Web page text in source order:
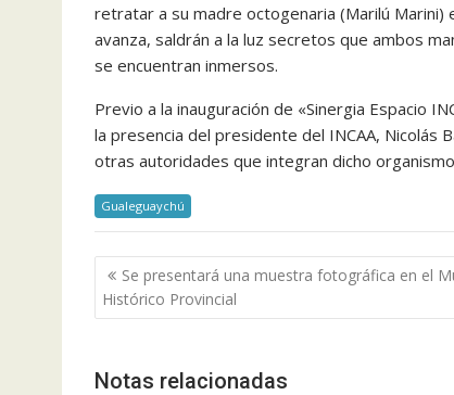
retratar a su madre octogenaria (Marilú Marini)
avanza, saldrán a la luz secretos que ambos
se encuentran inmersos.
Previo a la inauguración de «Sinergia Espacio
la presencia del presidente del INCAA, Nicolás
otras autoridades que integran dicho
Gualeguaychú
Navegación
de
entradas
Se presentará una muestra fotográfica en el
Histórico Provincial
Notas relacionadas